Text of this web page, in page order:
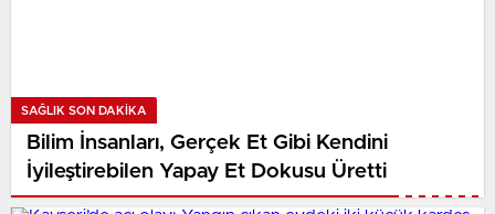
SAĞLIK SON DAKİKA
Bilim İnsanları, Gerçek Et Gibi Kendini
İyileştirebilen Yapay Et Dokusu Üretti